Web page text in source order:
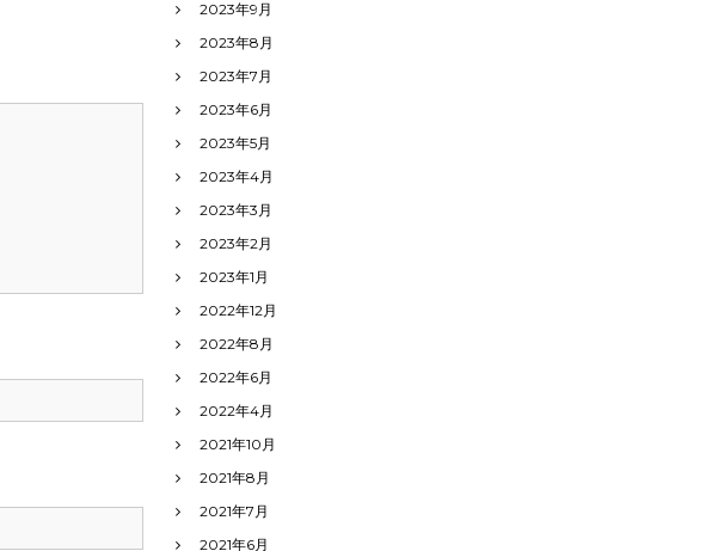
2023年9月
2023年8月
2023年7月
2023年6月
2023年5月
2023年4月
2023年3月
2023年2月
2023年1月
2022年12月
2022年8月
2022年6月
2022年4月
2021年10月
2021年8月
2021年7月
2021年6月